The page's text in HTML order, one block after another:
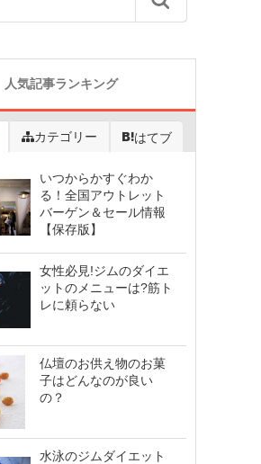
人気記事ランキング
カテゴリー はてブ
いつからかすぐわか
る！全国アウトレット
バーゲン＆セール情報
【保存版】
女性必見!ジムのダイエ
ットのメニューは?筋ト
レに頼らない
仏壇のお供え物のお菓
子はどんなのが良い
の？
水泳のジムダイエット